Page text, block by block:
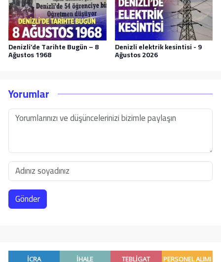
Denizli’de Tarihte Bugün – 8
Ağustos 1968
Denizli elektrik kesintisi - 9
Ağustos 2026
Yorumlar
Gönder